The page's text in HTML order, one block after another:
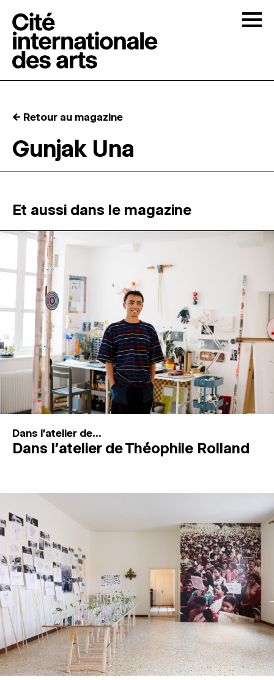
RÉSIDENCES ↓
ATELIERS OUVERTS
PROGRAMMATION
MAGAZINE
ESPACES DE PRATIQUE ARTISTIQUE ↓
Recherche
Connexion
← Retour au magazine
Gunjak Una
Et aussi dans le magazine
Dans l'atelier de...
Dans l’atelier de Théophile Rolland